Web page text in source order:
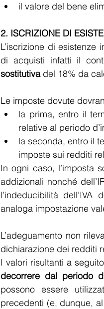
il valore del bene
2. ISCRIZIONE DI
L’iscrizione di
di acquisti infatti il
sostitutiva del 18% da
Le imposte dovute
la prima, entro il
relative al periodo
la seconda, entro il
imposte sui redditi
In ogni caso, l’imposta
addizionali nonché
l’indeducibilità
analoga impostazione
L’adeguamento non
dichiarazione dei redditi
I valori risultanti a
decorrere dal periodo
possono essere
precedenti (e, dunque,